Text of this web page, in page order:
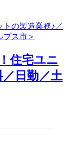
住宅ユニ
日勤／土